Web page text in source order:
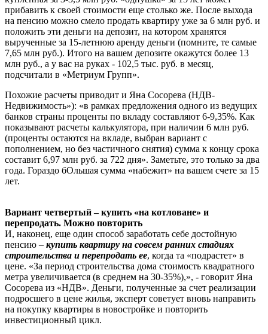
прибавить к своей стоимости еще столько же. После выхода
на пенсию можно смело продать квартиру уже за 6 млн руб. и
положить эти деньги на депозит, на котором хранятся
вырученные за 15-летнюю аренду деньги (помните, те самые
7,65 млн руб.). Итого на вашем депозите окажутся более 13
млн руб., а у вас на руках - 102,5 тыс. руб. в месяц,
подсчитали в «Метриум Групп».
Похожие расчеты приводит и Яна Сосорева (НДВ-
Недвижимость»): «в рамках предложения одного из ведущих
банков страны проценты по вкладу составляют 6-9,35%. Как
показывают расчеты калькулятора, при наличии 6 млн руб.
(проценты остаются на вкладе, выбран вариант с
пополнением, но без частичного снятия) сумма к концу срока
составит 6,97 млн руб. за 722 дня». Заметьте, это только за два
года. Гораздо бОльшая сумма «набежит» на вашем счете за 15
лет.
Вариант четвертый – купить «на котловане» и
перепродать. Можно повторить
И, наконец, еще один способ заработать себе достойную
пенсию – купить квартиру на совсем ранних стадиях
строительства и перепродать ее, когда та «подрастет» в
цене. «За период строительства дома стоимость квадратного
метра увеличивается (в среднем на 30-35%),», - говорит Яна
Сосорева из «НДВ». Деньги, полученные за счет реализации
подросшего в цене жилья, эксперт советует вновь направить
на покупку квартиры в новостройке и повторить
инвестиционный цикл.